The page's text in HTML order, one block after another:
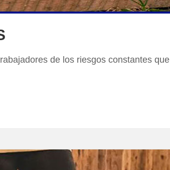
de los riesgos constantes que